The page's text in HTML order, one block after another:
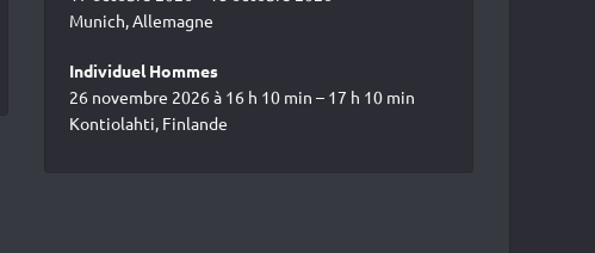
Munich, Allemagne
Individuel Hommes
26 novembre 2026 à 16 h 10 min – 17 h 10 min
Kontiolahti, Finlande